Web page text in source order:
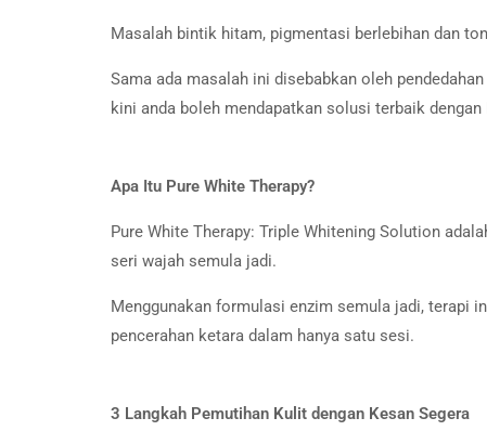
Masalah bintik hitam, pigmentasi berlebihan dan
Sama ada masalah ini disebabkan oleh
kini anda boleh mendapatkan solusi terbaik
Apa Itu Pure White Therapy?
Pure White Therapy: Triple Whitening Solution
seri wajah semula jadi.
Menggunakan formulasi enzim semula jadi, terapi
pencerahan ketara dalam hanya satu sesi.
3 Langkah Pemutihan Kulit dengan Kesan Segera